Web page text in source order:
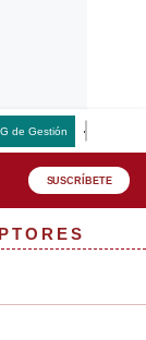
G de Gestión
SUSCRÍBETE